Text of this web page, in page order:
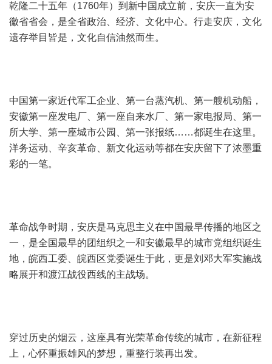
乾隆二十五年（1760年）到新中国成立前，安庆一直为安
徽省省会，是全省政治、经济、文化中心。行走安庆，文化
遗存举目皆是，文化自信油然而生。
中国第一家近代军工企业、第一台蒸汽机、第一艘机动船，
安徽第一座发电厂、第一座自来水厂、第一家电报局、第一
所大学、第一座城市公园、第一张报纸……都诞生在这里。
洋务运动、辛亥革命、新文化运动等都在安庆留下了浓墨重
彩的一笔。
革命战争时期，安庆是马克思主义在中国最早传播的地区之
一，是全国最早的团组织之一和安徽最早的城市党组织诞生
地，皖西工委、皖西区党委诞生于此，更是刘邓大军实施战
略展开和渡江战役西线的主战场。
穿过历史的烟云，这座具有光荣革命传统的城市，在新征程
上，心怀重振雄风的梦想，重整行装再出发。